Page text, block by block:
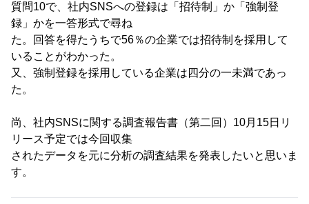
質問10で、社内SNSへの登録は「招待制」か「強制登
録」かを一答形式で尋ね
た。回答を得たうちで56％の企業では招待制を採用して
いることがわかった。
又、強制登録を採用している企業は四分の一未満であっ
た。
尚、社内SNSに関する調査報告書（第二回）10月15日リ
リース予定では今回収集
されたデータを元に分析の調査結果を発表したいと思いま
す。